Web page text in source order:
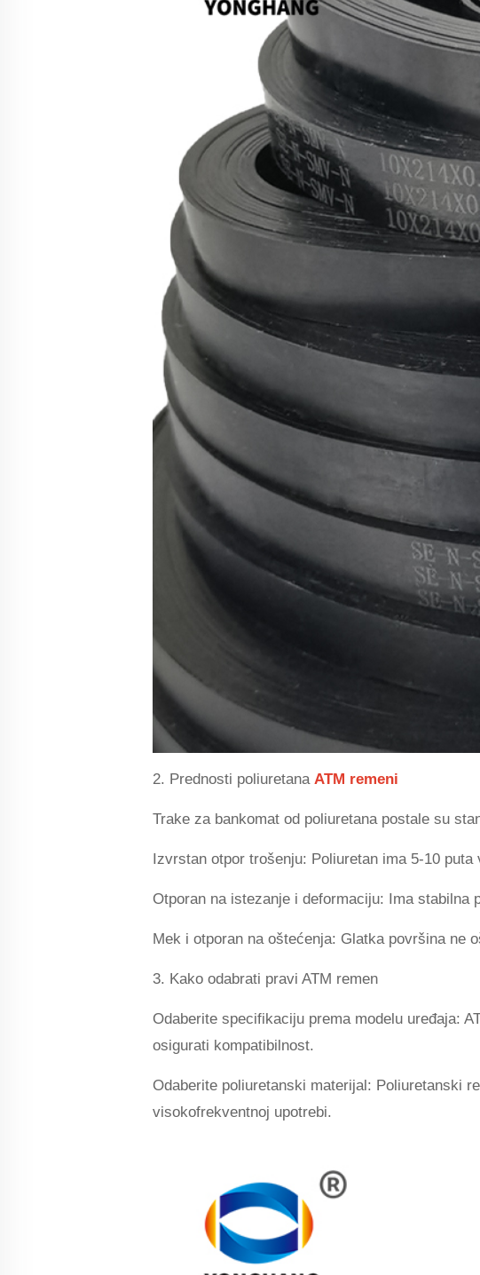
2. Prednosti poliuretana ATM remeni
Trake za bankomat od poliuretana postale su
Izvrstan otpor trošenju: Poliuretan ima 5-10
Otporan na istezanje i deformaciju: Ima
Mek i otporan na oštećenja: Glatka površina ne
3. Kako odabrati pravi ATM remen
Odaberite specifikaciju prema modelu uređaja:
osigurati kompatibilnost.
Odaberite poliuretanski materijal: Poliuretanski
visokofrekventnoj upotrebi.